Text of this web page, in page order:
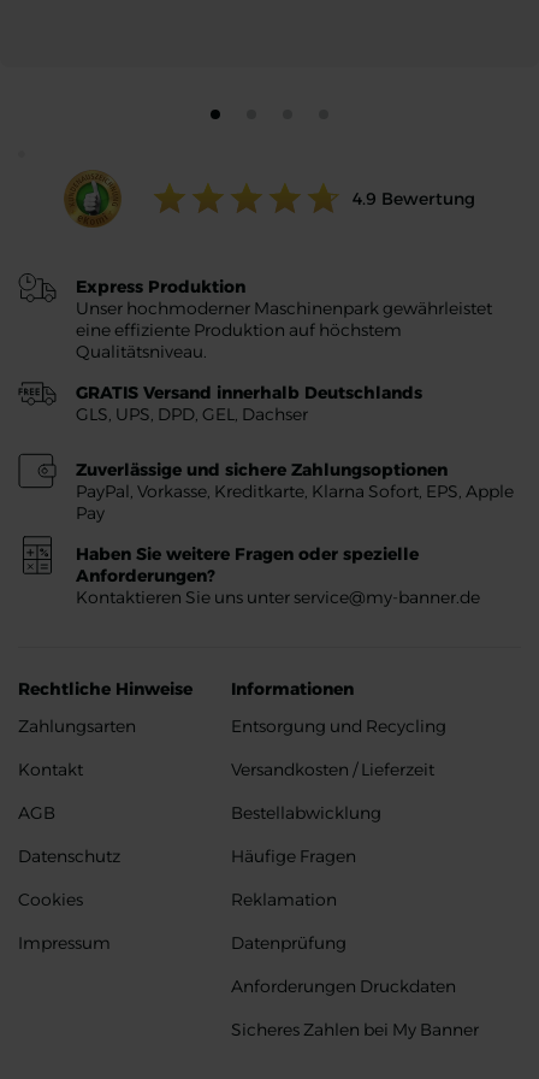
Ratings value:
4.9 Bewertung
Express Produktion
Unser hochmoderner Maschinenpark gewährleistet
eine effiziente Produktion auf höchstem
Qualitätsniveau.
GRATIS Versand innerhalb Deutschlands
GLS, UPS, DPD, GEL, Dachser
Zuverlässige und sichere Zahlungsoptionen
PayPal, Vorkasse, Kreditkarte, Klarna Sofort, EPS, Apple
Pay
Haben Sie weitere Fragen oder spezielle
Anforderungen?
Kontaktieren Sie uns unter service@my-banner.de
Rechtliche Hinweise
Zahlungsarten
Kontakt
AGB
Datenschutz
Cookies
Impressum
Informationen
Entsorgung und Recycling
Versandkosten / Lieferzeit
Bestellabwicklung
Häufige Fragen
Reklamation
Datenprüfung
Anforderungen Druckdaten
Sicheres Zahlen bei My Banner